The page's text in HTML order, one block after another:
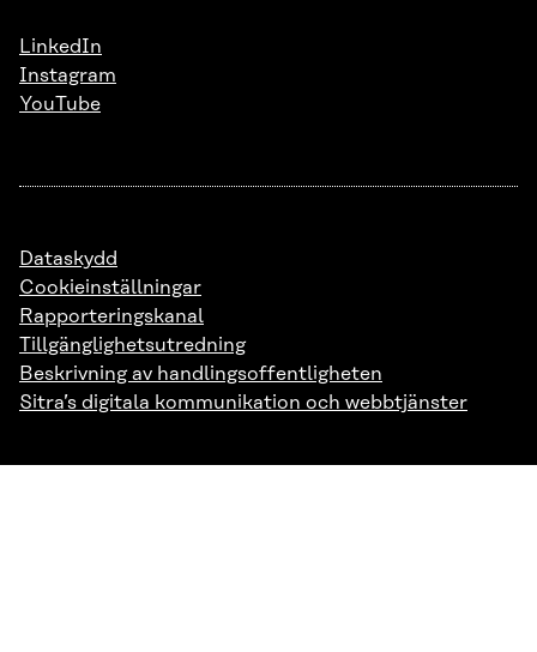
LinkedIn
Instagram
YouTube
Dataskydd
Cookieinställningar
Rapporteringskanal
Tillgänglighetsutredning
Beskrivning av handlingsoffentligheten
Sitra’s digitala kommunikation och webbtjänster